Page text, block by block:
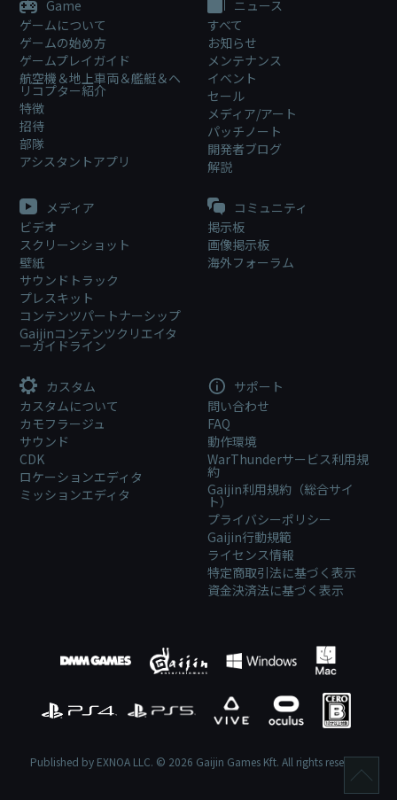
Game
ゲームについて
ゲームの始め方
ゲームプレイガイド
航空機＆地上車両＆艦艇＆ヘ
リコプター紹介
特徴
招待
部隊
アシスタントアプリ
ニュース
すべて
お知らせ
メンテナンス
イベント
セール
メディア/アート
パッチノート
開発者ブログ
解説
メディア
ビデオ
スクリーンショット
壁紙
サウンドトラック
プレスキット
コンテンツパートナーシップ
Gaijinコンテンツクリエイタ
ーガイドライン
コミュニティ
掲示板
画像掲示板
海外フォーラム
カスタム
カスタムについて
カモフラージュ
サウンド
CDK
ロケーションエディタ
ミッションエディタ
サポート
問い合わせ
FAQ
動作環境
WarThunderサービス利用規
約
Gaijin利用規約（総合サイ
ト）
プライバシーポリシー
Gaijin行動規範
ライセンス情報
特定商取引法に基づく表示
資金決済法に基づく表示
Published by EXNOA LLC. © 2026 Gaijin Games Kft. All rights reserved.